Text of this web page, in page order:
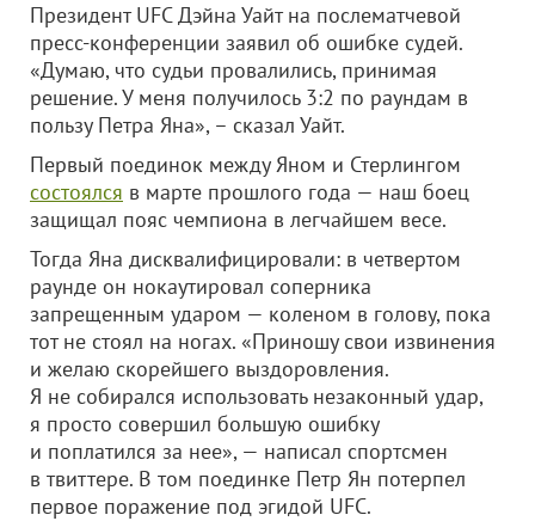
Президент UFC Дэйна Уайт на послематчевой
пресс-конференции заявил об ошибке судей.
«Думаю, что судьи провалились, принимая
решение. У меня получилось 3:2 по раундам в
пользу Петра Яна», – сказал Уайт.
Первый поединок между Яном и Стерлингом
состоялся в марте прошлого года — наш боец
защищал пояс чемпиона в легчайшем весе.
Тогда Яна дисквалифицировали: в четвертом
раунде он нокаутировал соперника
запрещенным ударом — коленом в голову, пока
тот не стоял на ногах. «Приношу свои извинения
и желаю скорейшего выздоровления.
Я не собирался использовать незаконный удар,
я просто совершил большую ошибку
и поплатился за нее», — написал спортсмен
в твиттере. В том поединке Петр Ян потерпел
первое поражение под эгидой UFC.